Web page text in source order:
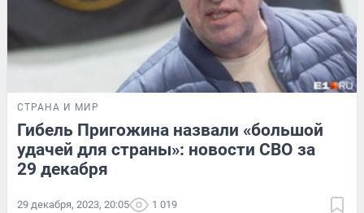
СТРАНА И МИР
Гибель Пригожина назвали «большой
удачей для страны»: новости СВО за
29 декабря
29 декабря, 2023, 20:05 1 019